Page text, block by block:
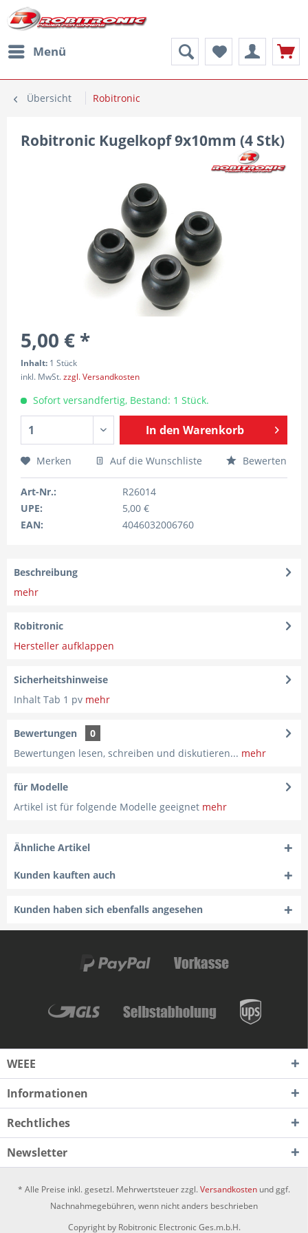
Menü
Übersicht Robitronic
Robitronic Kugelkopf 9x10mm (4 Stk)
5,00 € *
Inhalt: 1 Stück
inkl. MwSt.zzgl. Versandkosten
Sofort versandfertig, Bestand: 1 Stück.
In den Warenkorb
Merken Auf die Wunschliste Bewerten
Art-Nr.:
R26014
UPE:
5,00 €
EAN:
4046032006760
Beschreibung
mehr
Robitronic
Hersteller aufklappen
Sicherheitshinweise
Inhalt Tab 1 pv mehr
Bewertungen
0
Bewertungen lesen, schreiben und diskutieren... mehr
für Modelle
Artikel ist für folgende Modelle geeignet mehr
Ähnliche Artikel
Kunden kauften auch
Kunden haben sich ebenfalls angesehen
WEEE
Informationen
Rechtliches
Newsletter
* Alle Preise inkl. gesetzl. Mehrwertsteuer zzgl.Versandkosten und ggf.
Nachnahmegebühren, wenn nicht anders beschrieben
Copyright by Robitronic Electronic Ges.m.b.H.